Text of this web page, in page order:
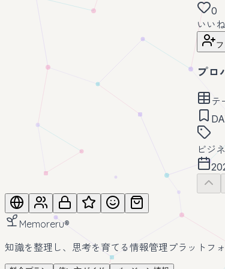
0
いいね
プロ
テ
ビジ
Memoreru®
知識を整理し、思考を育てる情報管理プラットフ